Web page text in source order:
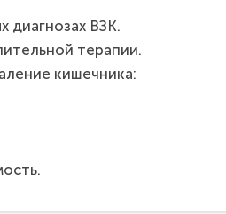
диагнозах ВЗК.
терапии.
кишечника: